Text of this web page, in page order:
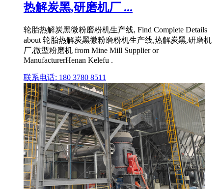
热解炭黑,研磨机厂 ...
轮胎热解炭黑微粉磨粉机生产线, Find Complete Details
about 轮胎热解炭黑微粉磨粉机生产线,热解炭黑,研磨机
厂,微型粉磨机 from Mine Mill Supplier or
ManufacturerHenan Kelefu .
联系电话: 180 3780 8511